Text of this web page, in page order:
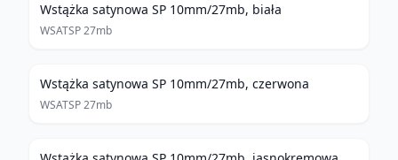
Wstążka satynowa SP 10mm/27mb, biała
WSATSP 27mb
Wstążka satynowa SP 10mm/27mb, czerwona
WSATSP 27mb